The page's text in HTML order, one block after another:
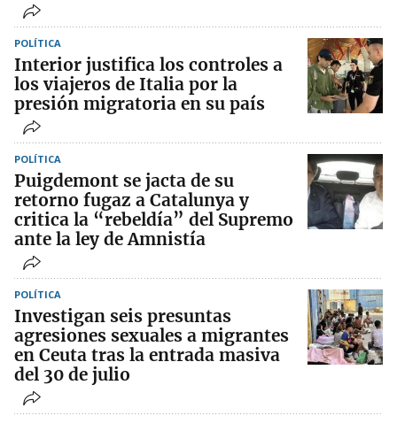
POLÍTICA
Interior justifica los controles a
los viajeros de Italia por la
presión migratoria en su país
POLÍTICA
Puigdemont se jacta de su
retorno fugaz a Catalunya y
critica la “rebeldía” del Supremo
ante la ley de Amnistía
POLÍTICA
Investigan seis presuntas
agresiones sexuales a migrantes
en Ceuta tras la entrada masiva
del 30 de julio